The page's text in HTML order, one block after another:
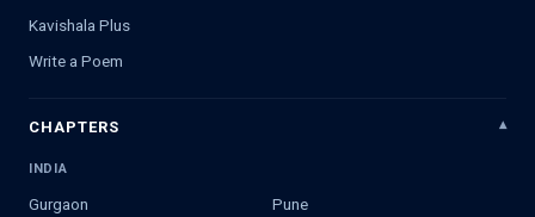
Kavishala Plus
Write a Poem
CHAPTERS
INDIA
Gurgaon
Pune